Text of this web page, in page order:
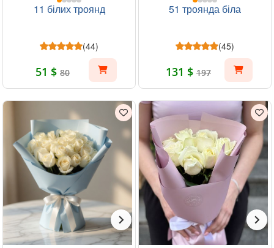
11 білих троянд
(44)
51 $ 80
51 троянда біла
(45)
131 $ 197